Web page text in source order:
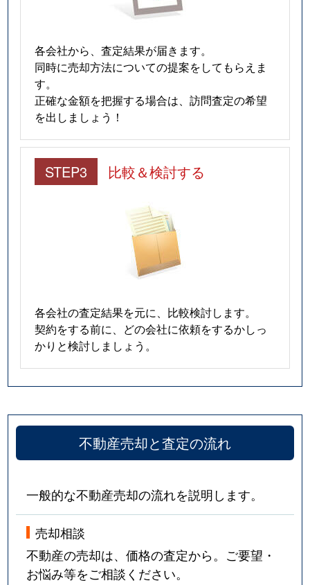
各会社から、査定結果が届きます。
同時に売却方法についての提案をしてもらえま
す。
正確な金額を把握する場合は、訪問査定の希望
を出しましょう！
STEP3 比較＆検討する
各会社の査定結果を元に、比較検討します。
契約をする前に、どの会社に依頼をするかしっ
かりと検討しましょう。
不動産売却と査定の流れ
一般的な不動産売却の流れを説明します。
売却相談
不動産の売却は、価格の査定から。ご要望・
お悩み等をご相談ください。